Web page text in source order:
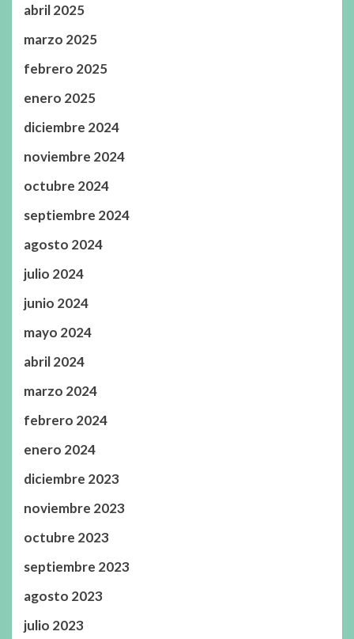
abril 2025
marzo 2025
febrero 2025
enero 2025
diciembre 2024
noviembre 2024
octubre 2024
septiembre 2024
agosto 2024
julio 2024
junio 2024
mayo 2024
abril 2024
marzo 2024
febrero 2024
enero 2024
diciembre 2023
noviembre 2023
octubre 2023
septiembre 2023
agosto 2023
julio 2023